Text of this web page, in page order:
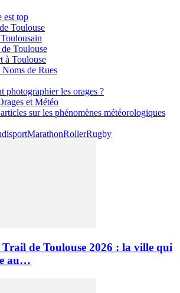
est top
Toulouse
Toulouse
à Toulouse
Noms de Rues
photographier les orages ?
et Météo
sur les phénomènes météorologiques
MarathonRollerRugby
de Toulouse 2026 : la ville qui
au…